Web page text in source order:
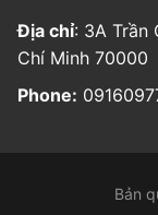
Địa chỉ: 3A Trần
Chí Minh 70000
Phone:
Bản